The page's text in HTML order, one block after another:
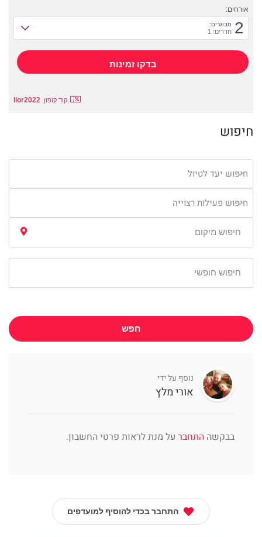
אורחים:
2 מבוגרים:
חדרים: 1
קוד קופון: lior2022
חיפוש
חיפוש יעד לטיול
חיפוש פעילות רצוייה
חפש
נוסף על ידי
אורי מלץ
בבקשה התחבר על מנת לראות פרטי החשבון.
התחבר בכדי להוסיף למועדפים